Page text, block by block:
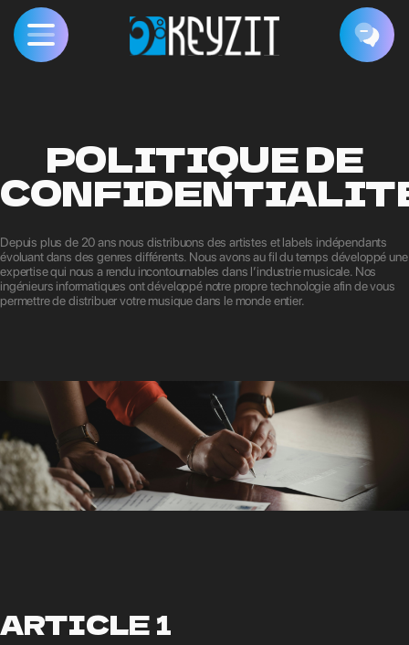
POLITIQUE DE
Depuis plus de 20 ans nous distribuons des artistes et labels indépendants
évoluant dans des genres différents. Nous avons au fil du temps développé une
expertise qui nous a rendu incontournables dans l’industrie musicale. Nos
ingénieurs informatiques ont développé notre propre technologie afin de vous
permettre de distribuer votre musique dans le monde entier.
ARTICLE 1